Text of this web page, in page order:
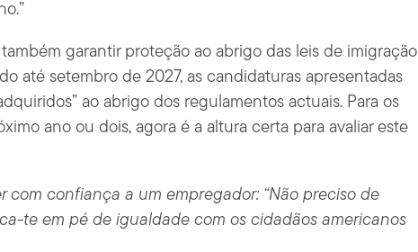
garantir proteção ao abrigo das leis de imigração
até setembro de 2027, as candidaturas apresentadas
ao abrigo dos regulamentos actuais. Para os
ano ou dois, agora é a altura certa para avaliar este
com confiança a um empregador: “Não preciso de
te em pé de igualdade com os cidadãos americanos